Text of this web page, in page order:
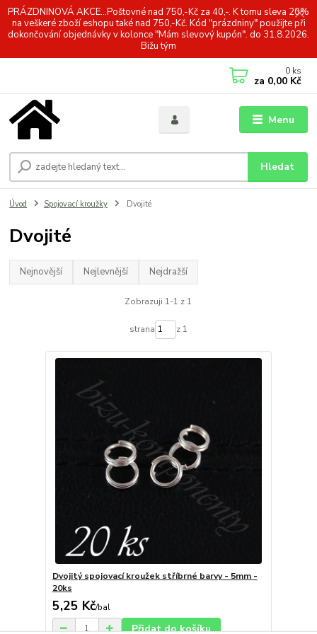
PRÁZDNINOVÁ AKCE...Poštovné nad 750,-Kč za 40,-. K tomu sleva 20%
na veškeré zboží eshopu také nad 750,-Kč. Kód "prázdniny" použijte při
dokončování objednávky v kolonce "Mám slevový kupón". do 31.8.2026.
Bižu tým
Menu
Hledat
0 ks
za 0,00 Kč
Úvod Spojovací kroužky Dvojité
Dvojité
Nejnovější Nejlevnější Nejdražší
Zobrazuji 1-1 z 1
strana z 1
Dvojitý spojovací kroužek stříbrné barvy - 5mm -
20ks
5,25 Kč/bal
Přidat do košíku